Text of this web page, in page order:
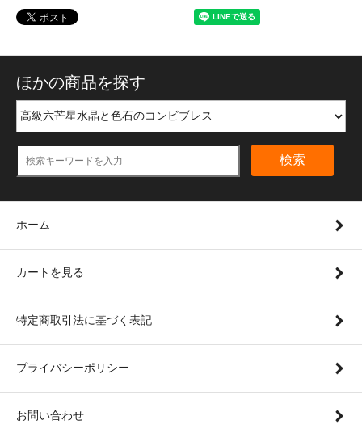
ほかの商品を探す
検索
ホーム
カートを見る
特定商取引法に基づく表記
プライバシーポリシー
お問い合わせ